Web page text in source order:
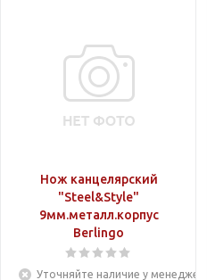
Нож канцелярский
"Steel&Style"
9мм.металл.корпус
Berlingo
Уточняйте наличие у менеджера